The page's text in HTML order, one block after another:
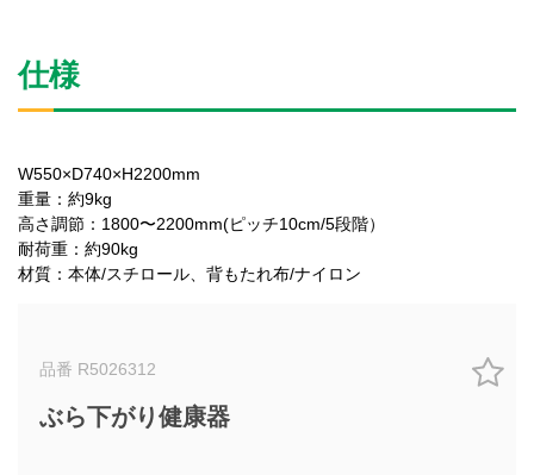
仕様
W550×D740×H2200mm
重量：約9kg
高さ調節：1800〜2200mm(ピッチ10cm/5段階）
耐荷重：約90kg
材質：本体/スチロール、背もたれ布/ナイロン
品番 R5026312
ぶら下がり健康器